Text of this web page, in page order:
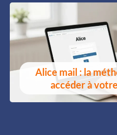
Alice mail : la
accéder à